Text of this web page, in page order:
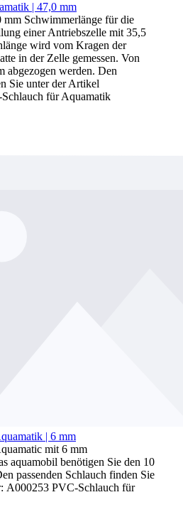
| 47,0 mm
Schwimmerlänge für die
einer Antriebszelle mit 35,5
wird vom Kragen der
in der Zelle gemessen. Von
abgezogen werden. Den
Sie unter der Artikel
für Aquamatik
| 6 mm
mit 6 mm
aquamobil benötigen Sie den 10
passenden Schlauch finden Sie
A000253 PVC-Schlauch für